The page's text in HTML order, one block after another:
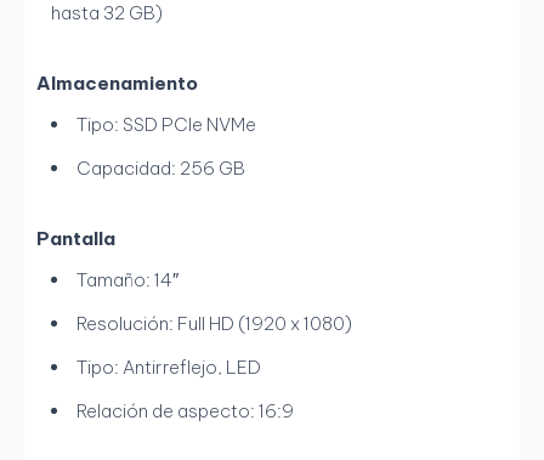
hasta 32 GB)
Almacenamiento
Tipo: SSD PCIe NVMe
Capacidad: 256 GB
Pantalla
Tamaño: 14″
Resolución: Full HD (1920 x 1080)
Tipo: Antirreflejo, LED
Relación de aspecto: 16:9